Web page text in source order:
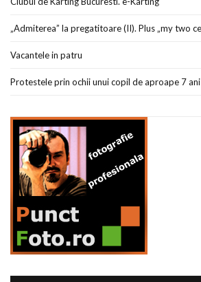
„Admiterea” la pregatitoare (II). Plus „my two
Vacantele in patru
Protestele prin ochii unui copil de aproape 7 ani